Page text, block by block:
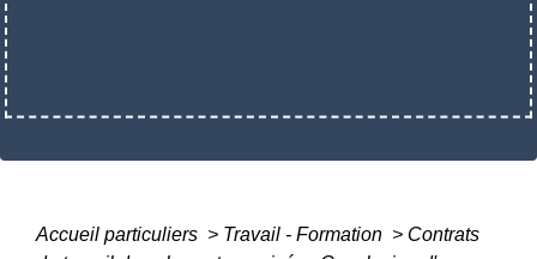
Accueil particuliers > Travail - Formation > Contrats